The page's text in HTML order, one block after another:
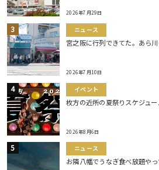
2026年7月29日
ニュース
宮之阪に行列できてた。あら
2026年7月10日
イベント
枚方の近所の夏祭りスケジュー
2026年8月6日
ニュース
お隣八幡でうなぎ食べ放題やっ